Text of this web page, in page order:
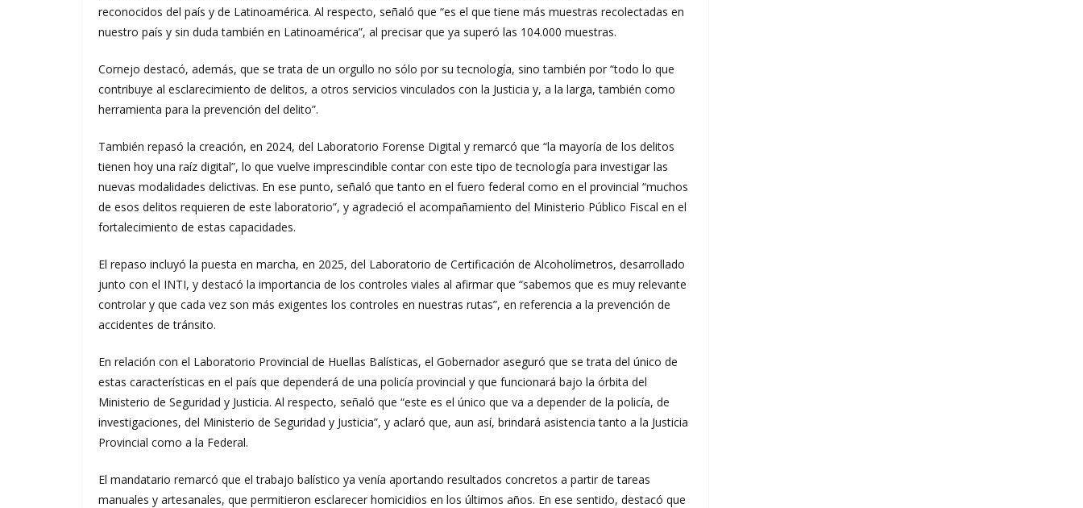
reconocidos del país y de Latinoamérica. Al respecto, señaló que “es el que tiene más muestras recolectadas en
nuestro país y sin duda también en Latinoamérica”, al precisar que ya superó las 104.000 muestras.
Cornejo destacó, además, que se trata de un orgullo no sólo por su tecnología, sino también por “todo lo que
contribuye al esclarecimiento de delitos, a otros servicios vinculados con la Justicia y, a la larga, también como
herramienta para la prevención del delito”.
También repasó la creación, en 2024, del Laboratorio Forense Digital y remarcó que “la mayoría de los delitos
tienen hoy una raíz digital”, lo que vuelve imprescindible contar con este tipo de tecnología para investigar las
nuevas modalidades delictivas. En ese punto, señaló que tanto en el fuero federal como en el provincial “muchos
de esos delitos requieren de este laboratorio”, y agradeció el acompañamiento del Ministerio Público Fiscal en el
fortalecimiento de estas capacidades.
El repaso incluyó la puesta en marcha, en 2025, del Laboratorio de Certificación de Alcoholímetros, desarrollado
junto con el INTI, y destacó la importancia de los controles viales al afirmar que “sabemos que es muy relevante
controlar y que cada vez son más exigentes los controles en nuestras rutas”, en referencia a la prevención de
accidentes de tránsito.
En relación con el Laboratorio Provincial de Huellas Balísticas, el Gobernador aseguró que se trata del único de
estas características en el país que dependerá de una policía provincial y que funcionará bajo la órbita del
Ministerio de Seguridad y Justicia. Al respecto, señaló que “este es el único que va a depender de la policía, de
investigaciones, del Ministerio de Seguridad y Justicia”, y aclaró que, aun así, brindará asistencia tanto a la Justicia
Provincial como a la Federal.
El mandatario remarcó que el trabajo balístico ya venía aportando resultados concretos a partir de tareas
manuales y artesanales, que permitieron esclarecer homicidios en los últimos años. En ese sentido, destacó que